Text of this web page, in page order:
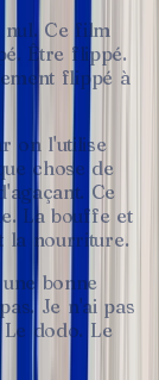
nul. Ce film
Être flippé.
flippé à
on l'utilise
chose de
Ce
La bouffe et
la nourriture.
une bonne
Je n'ai pas
Le dodo. Le